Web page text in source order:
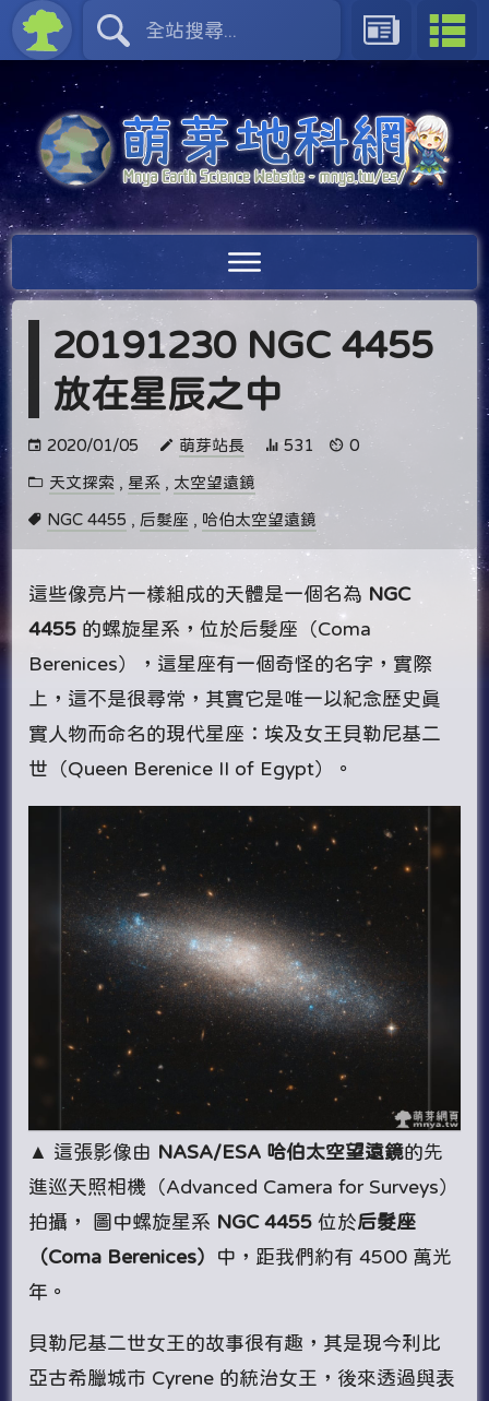
20191230 NGC 4455
放在星辰之中
2020/01/05 萌芽站長 531 0
天文探索 , 星系 , 太空望遠鏡
NGC 4455 , 后髮座 , 哈伯太空望遠鏡
這些像亮片一樣組成的天體是一個名為 NGC
4455 的螺旋星系，位於后髮座（Coma
Berenices），這星座有一個奇怪的名字，實際
上，這不是很尋常，其實它是唯一以紀念歷史真
實人物而命名的現代星座：埃及女王貝勒尼基二
世（Queen Berenice II of Egypt）。
▲ 這張影像由 NASA/ESA 哈伯太空望遠鏡的先
進巡天照相機（Advanced Camera for Surveys）
拍攝， 圖中螺旋星系 NGC 4455位於后髮座
（Coma Berenices）
中，距我們約有 4500 萬光
年。
貝勒尼基二世女王的故事很有趣，其是現今利比
亞古希臘城市 Cyrene 的統治女王，後來透過與表